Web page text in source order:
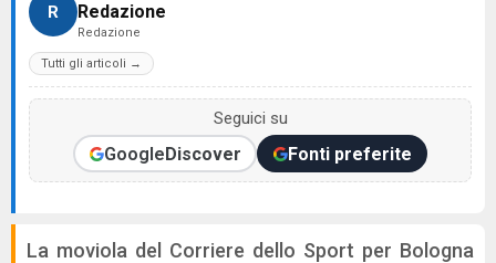
R Redazione
Redazione
Tutti gli articoli →
Seguici su
GoogleDiscover Fonti preferite
La moviola del Corriere dello Sport per Bologna